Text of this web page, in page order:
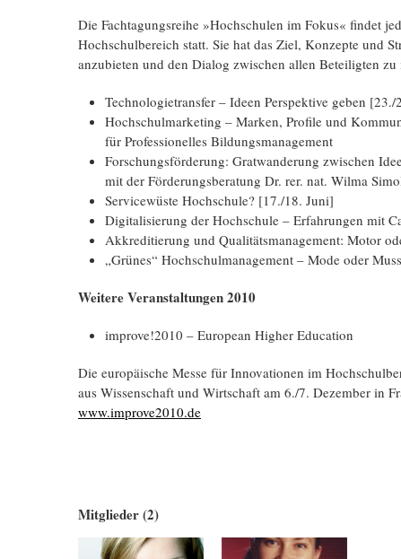
Die Fachtagungsreihe »Hochschulen im Fokus« findet
Hochschulbereich statt. Sie hat das Ziel, Konzepte und
anzubieten und den Dialog zwischen allen Beteiligten
Technologietransfer – Ideen Perspektive geben [23./
Hochschulmarketing – Marken, Profile und
für Professionelles Bildungsmanagement
Forschungsförderung: Gratwanderung zwischen
mit der Förderungsberatung Dr. rer. nat. Wilma
Servicewüste Hochschule? [17./18. Juni]
Digitalisierung der Hochschule – Erfahrungen mit
Akkreditierung und Qualitätsmanagement: Motor
„Grünes“ Hochschulmanagement – Mode oder
Weitere Veranstaltungen 2010
improve!2010 – European Higher Education
Die europäische Messe für Innovationen im
aus Wissenschaft und Wirtschaft am 6./7. Dezember in
www.improve2010.de
Mitglieder (2)